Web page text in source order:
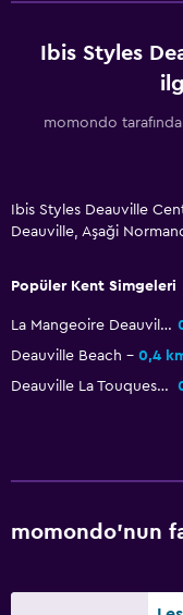
Yapılacaklar
Masa üstü oyunları/
Langırt
Bebek yatağı
Ibis Styles
momondo
Ibis Styles Deauville
Deauville, Aşaği
Popüler Kent Simgeleri
La Mangeoire Deauville Poney Club
Deauville Beach
0,4
Deauville La Touques Racecourse
momondo'nun